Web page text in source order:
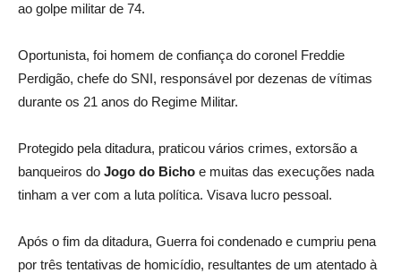
ao golpe militar de 74.
Oportunista, foi homem de confiança do coronel Freddie
Perdigão, chefe do SNI, responsável por dezenas de vítimas
durante os 21 anos do Regime Militar.
Protegido pela ditadura, praticou vários crimes, extorsão a
banqueiros do Jogo do Bicho e muitas das execuções nada
tinham a ver com a luta política. Visava lucro pessoal.
Após o fim da ditadura, Guerra foi condenado e cumpriu pena
por três tentativas de homicídio, resultantes de um atentado à